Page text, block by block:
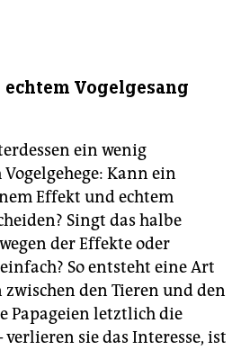
Vogelgesang
ein wenig
Kann ein
Effekt und echtem
Singt das halbe
der Effekte oder
So entsteht eine Art
den Tieren und den
Papageien letztlich die
sie das Interesse, ist